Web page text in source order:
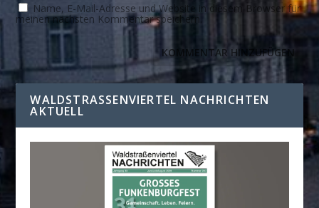
Name, E-Mail-Adresse und Website in diesem Browser für
meinen nächsten Kommentar speichern.
WALDSTRASSENVIERTEL NACHRICHTEN A
KTUELL